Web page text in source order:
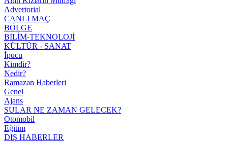
Advertorial
CANLI MAÇ
BÖLGE
BİLİM-TEKNOLOJİ
KÜLTÜR - SANAT
İpucu
Kimdir?
Nedir?
Ramazan Haberleri
Genel
Ajans
SULAR NE ZAMAN GELECEK?
Otomobil
Eğitim
DIŞ HABERLER